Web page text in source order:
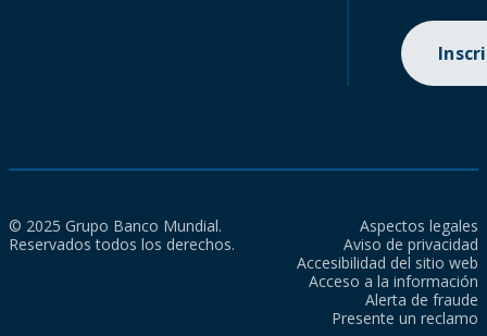
© 2025 Grupo Banco Mundial.
Reservados todos los derechos.
Aspectos legales
Aviso de privacidad
Accesibilidad del sitio web
Acceso a la información
Alerta de fraude
Presente un reclamo